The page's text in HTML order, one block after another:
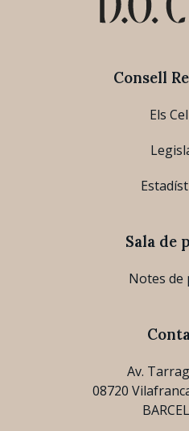
Consell
Els
Sala de
Notes de
Av.
08720